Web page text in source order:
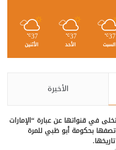
37
℃
السبت
37
℃
الأحد
37
℃
الأثنين
الأخيرة
في قنواتها عن عبارة “الإمارات
بحكومة أبو ظبي للمرة